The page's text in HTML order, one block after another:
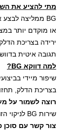
מתי להציע את
או מוקדם יותר
ירידה בצריכת
תגובה איטית
למה דווקא BG?
שיפור מיידי
בצריכת הדלק,
רוצה לשמור על
שירות BG לניקוי הזרקת דיזל – הפתרון האידאלי לרכב שלך
צור קשר עם